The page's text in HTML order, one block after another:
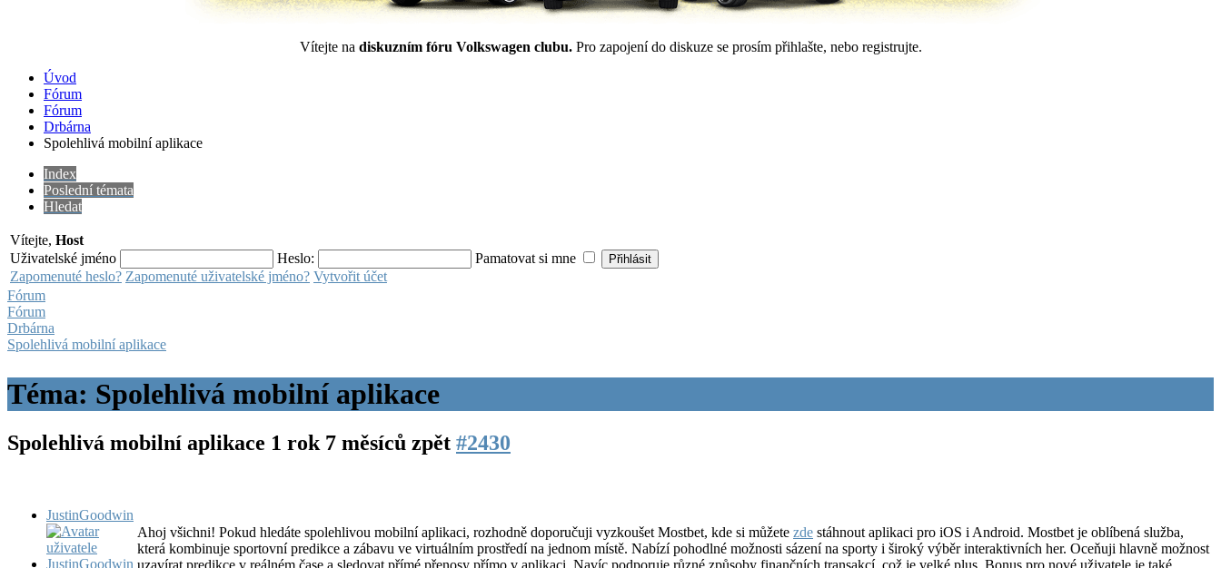
Vítejte na diskuzním fóru Volkswagen clubu. Pro zapojení do diskuze se prosím přihlašte, nebo registrujte.
Úvod
Fórum
Fórum
Drbárna
Spolehlivá mobilní aplikace
Index
Poslední témata
Hledat
Vítejte, Host
Uživatelské jméno
Heslo:
Pamatovat si mne
Zapomenuté heslo? Zapomenuté uživatelské jméno? Vytvořit účet
Fórum
Fórum
Drbárna
Spolehlivá mobilní aplikace
Téma: Spolehlivá mobilní aplikace
Spolehlivá mobilní aplikace 1 rok 7 měsíců zpět #2430
JustinGoodwin
Ahoj všichni! Pokud hledáte spolehlivou mobilní aplikaci, rozhodně doporučuji vyzkoušet Mostbet, kde si můžete zde stáhnout aplikaci pro iOS i Android. Mostbet je oblíbená služba,
která kombinuje sportovní predikce a zábavu ve virtuálním prostředí na jednom místě. Nabízí pohodlné možnosti sázení na sporty i široký výběr interaktivních her. Oceňuji hlavně možnost
uzavírat predikce v reálném čase a sledovat přímé přenosy přímo v aplikaci. Navíc podporuje různé způsoby finančních transakcí, což je velké plus. Bonus pro nové uživatele je také